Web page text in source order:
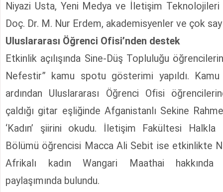
Niyazi Usta, Yeni Medya ve İletişim Teknolojileri
Doç. Dr. M. Nur Erdem, akademisyenler ve çok
Uluslararası Öğrenci Ofisi’nden destek
Etkinlik açılışında Sine-Düş Topluluğu
Nefestir” kamu spotu gösterimi yapıldı.
ardından Uluslararası Öğrenci Ofisi
çaldığı gitar eşliğinde Afganistanlı Sekine
‘Kadın’ şiirini okudu. İletişim Fakültesi Halkla
Bölümü öğrencisi Macca Ali Sebit ise etkinlikte
Afrikalı kadın Wangari Maathai hakkında
paylaşımında bulundu.
Genç İfade
Bölge